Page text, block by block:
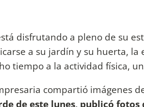
disfrutando a pleno de su
a su jardín y su huerta, la
tiempo a la actividad física,
compartió imágenes
de este lunes, publicó